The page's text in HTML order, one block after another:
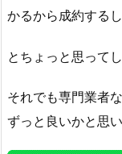
かるから成約する
とちょっと思って
それでも専門業者
ずっと良いかと思い